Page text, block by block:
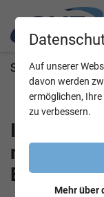
Sie befinden sich
Seminare
Inhouse
Auf unserer
davon werden
ermöglichen,
zu verbessern.
Mehr über